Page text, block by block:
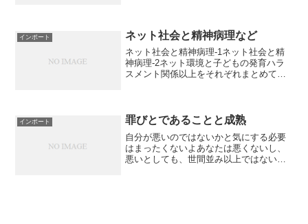
インポート ネット社会と精神病理など
ネット社会と精神病理-1ネット社会と精
神病理-2ネット環境と子どもの発育ハラ
スメント関係以上をそれぞれまとめてい
インポート 罪びとであることと成熟
自分が悪いのではないかと気にする必要
はまったくないよあなたは悪くないし、
悪いとしても、世間並み以上ではない。